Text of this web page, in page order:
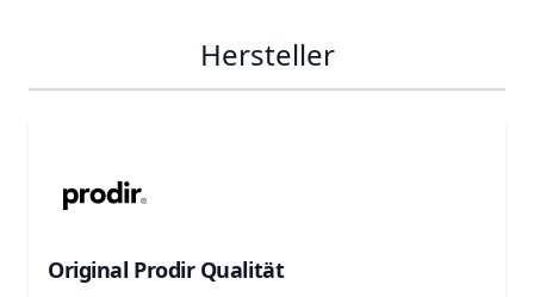
Hersteller
Original Prodir Qualität